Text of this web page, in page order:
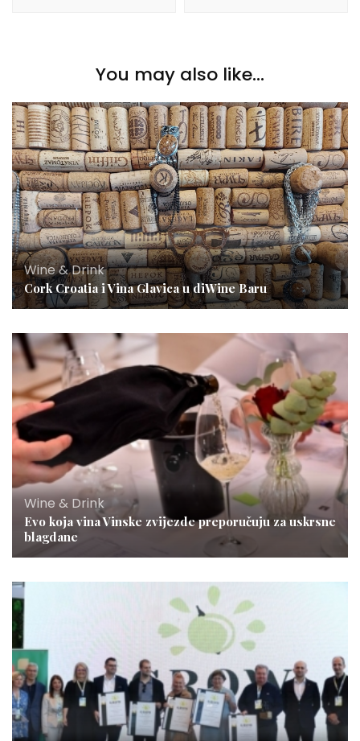
You may also like...
Wine & Drink
Cork Croatia i Vina Glavica u diWine Baru
Wine & Drink
Evo koja vina Vinske zvijezde preporučuju za uskrsne
blagdane